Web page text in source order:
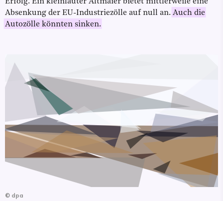
Absenkung der EU-Industriezölle auf null an. Auch die
Autozölle könnten sinken.
© dpa